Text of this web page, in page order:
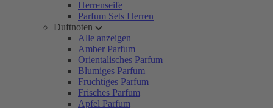
Herrenseife
Parfum Sets Herren
Duftnoten
Alle anzeigen
Amber Parfum
Orientalisches Parfum
Blumiges Parfum
Fruchtiges Parfum
Frisches Parfum
Apfel Parfum